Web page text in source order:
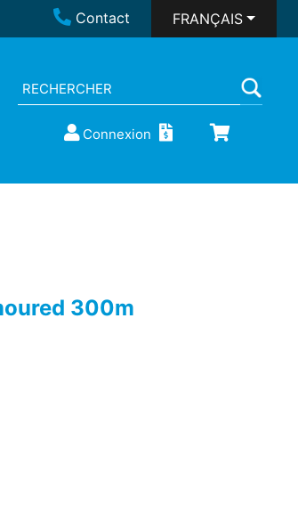
Contact FRANÇAIS
Connexion
300m